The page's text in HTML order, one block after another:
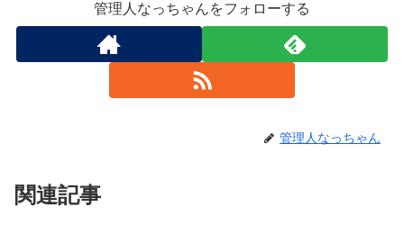
管理人なっちゃんをフォローする
管理人なっちゃん
関連記事